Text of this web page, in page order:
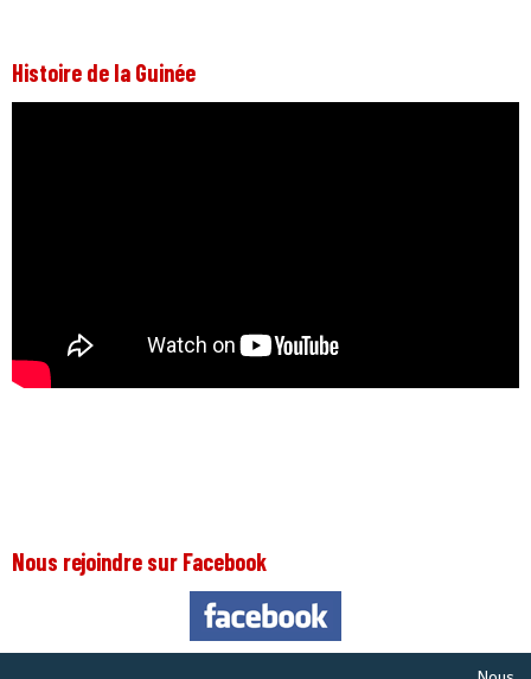
Histoire de la Guinée
Nous rejoindre sur Facebook